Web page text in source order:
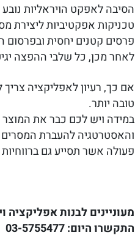
הסיבה לאפקט הויראליות
טכניקות אפקטיביות ליצירת
פרסים קטנים יחסית
לאחר מכן, כל שלבי ההפצה
אם כך, רעיון לאפליקציה
טובה יותר.
במידה ויש לכם כבר את
והאסטרטגיה להעברת
פעולה אשר תסייע גם
מעוניינים לבנות אפליקציה
התקשרו היום:03-5755477